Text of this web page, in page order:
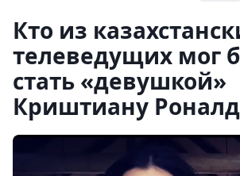
Кто из
телеведущих мог
стать «девушкой»
Криштиану